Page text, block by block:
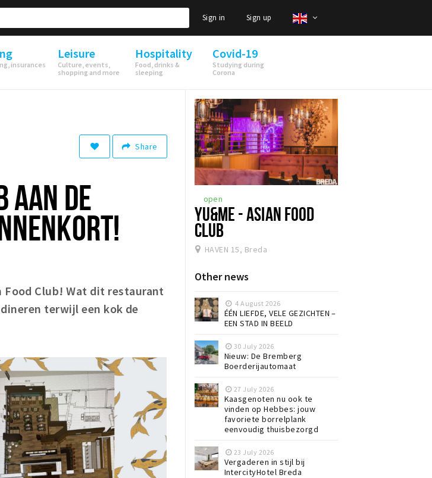
Sign in Sign up
insurances
Leisure
Culture, events,
shopping and more
Hospitality
Food, drinks &
sleeping
Covid-19
Studying during
Corona
Share
AAN DE
Food Club! Wat dit restaurant
terwijl een kok de
open
YU&ME - ASIAN FOOD
CLUB
HAVEN 15, Breda
Other news
4 August 2026
ÉÉN LIEFDE, VELE GEZICHTEN –
EEN STAD IN BEELD
30 July 2026
Nieuw: De Bremberg
Boerderijautomaat
27 July 2026
Kaasgenoten nu ook te
vinden op Hebbes: jouw
favoriete borrelplank
eenvoudig thuisbezorgd
23 July 2026
Vergaderen in stijl bij
IntercityHotel Breda